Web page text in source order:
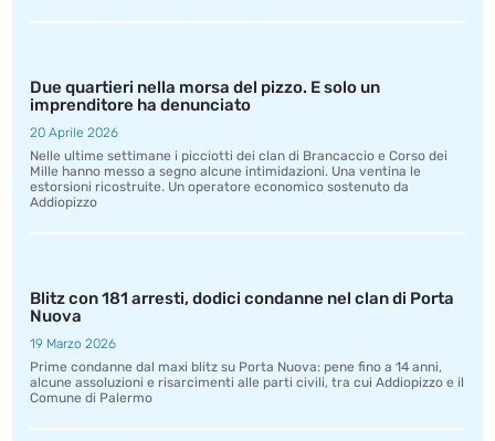
Due quartieri nella morsa del pizzo. E solo un
imprenditore ha denunciato
20 Aprile 2026
Nelle ultime settimane i picciotti dei clan di Brancaccio e Corso dei
Mille hanno messo a segno alcune intimidazioni. Una ventina le
estorsioni ricostruite. Un operatore economico sostenuto da
Addiopizzo
Blitz con 181 arresti, dodici condanne nel clan di Porta
Nuova
19 Marzo 2026
Prime condanne dal maxi blitz su Porta Nuova: pene fino a 14 anni,
alcune assoluzioni e risarcimenti alle parti civili, tra cui Addiopizzo e il
Comune di Palermo